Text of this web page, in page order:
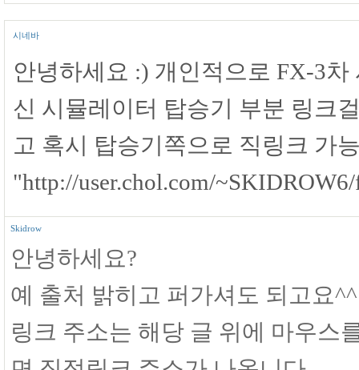
시네바
안녕하세요 :) 개인적으로 FX-3
신 시뮬레이터 탑승기 부분 링크
고 혹시 탑승기쪽으로 직링크 가
"http://user.chol.com/
Skidrow
안녕하세요?
예 출처 밝히고 퍼가셔도 되고요^^
링크 주소는 해당 글 위에 마우스